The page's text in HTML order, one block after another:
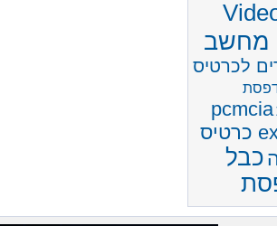
מחשב
לכרטיס
pcmcia
express כרטיס
כבל